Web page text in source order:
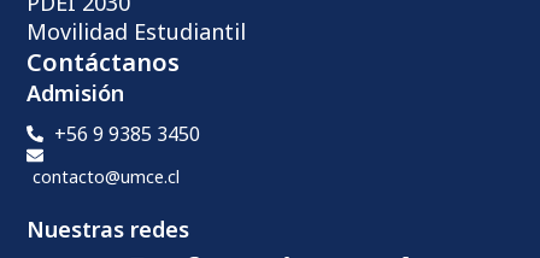
Movilidad Estudiantil
Contáctanos
Admisión
+56 9 9385 3450
contacto@umce.cl
Nuestras redes